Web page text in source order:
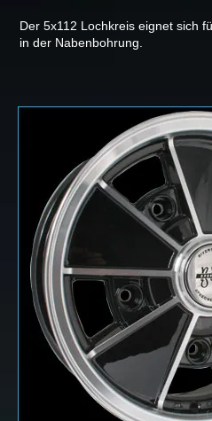
Der 5x112 Lochkreis eignet sich
in der Nabenbohrung.